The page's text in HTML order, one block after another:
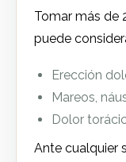
Tomar más de
puede
Erección
Mareos,
Dolor
Ante cualquier